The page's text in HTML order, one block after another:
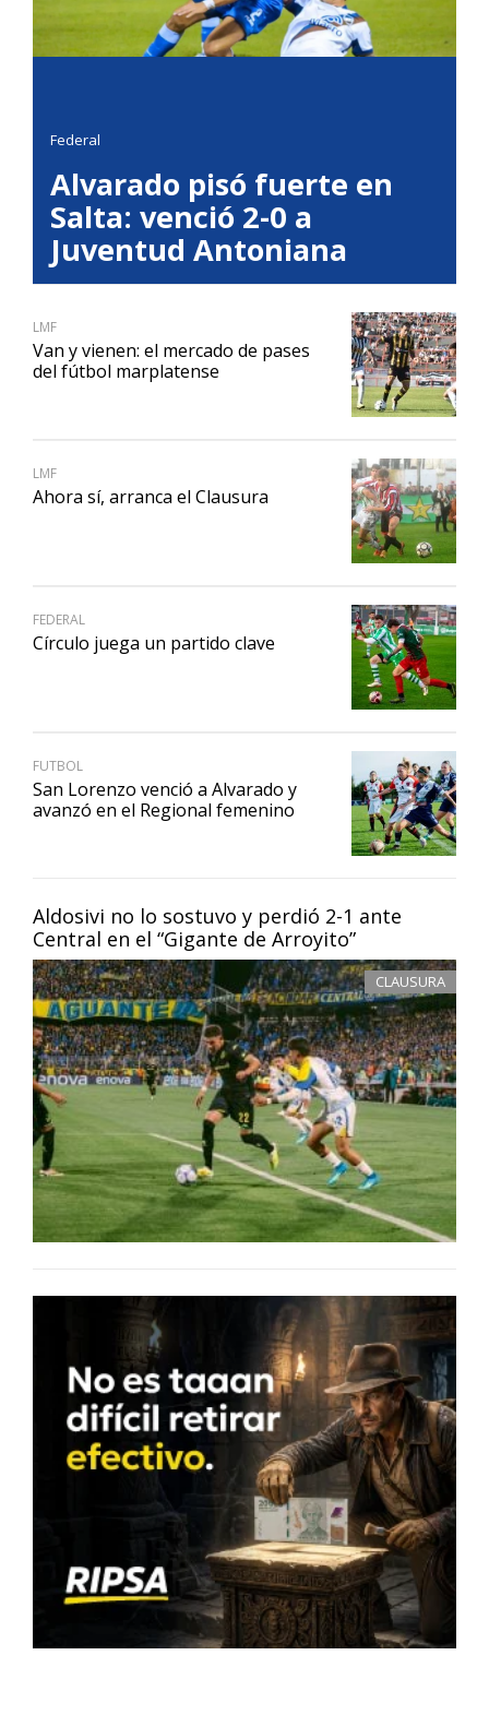
Aldosivi no lo sostuvo y perdió 2-1 ante
Central en el “Gigante de Arroyito”
CLAUSURA
Federal
Alvarado pisó fuerte en
Salta: venció 2-0 a
Juventud Antoniana
LMF
Van y vienen: el mercado de pases
del fútbol marplatense
LMF
Ahora sí, arranca el Clausura
FEDERAL
Círculo juega un partido clave
FUTBOL
San Lorenzo venció a Alvarado y
avanzó en el Regional femenino